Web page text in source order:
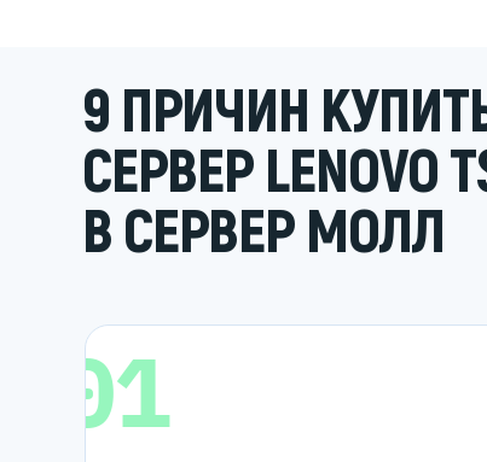
9 ПРИЧИН
СЕРВЕР LENOVO
В СЕРВЕР МОЛЛ
01